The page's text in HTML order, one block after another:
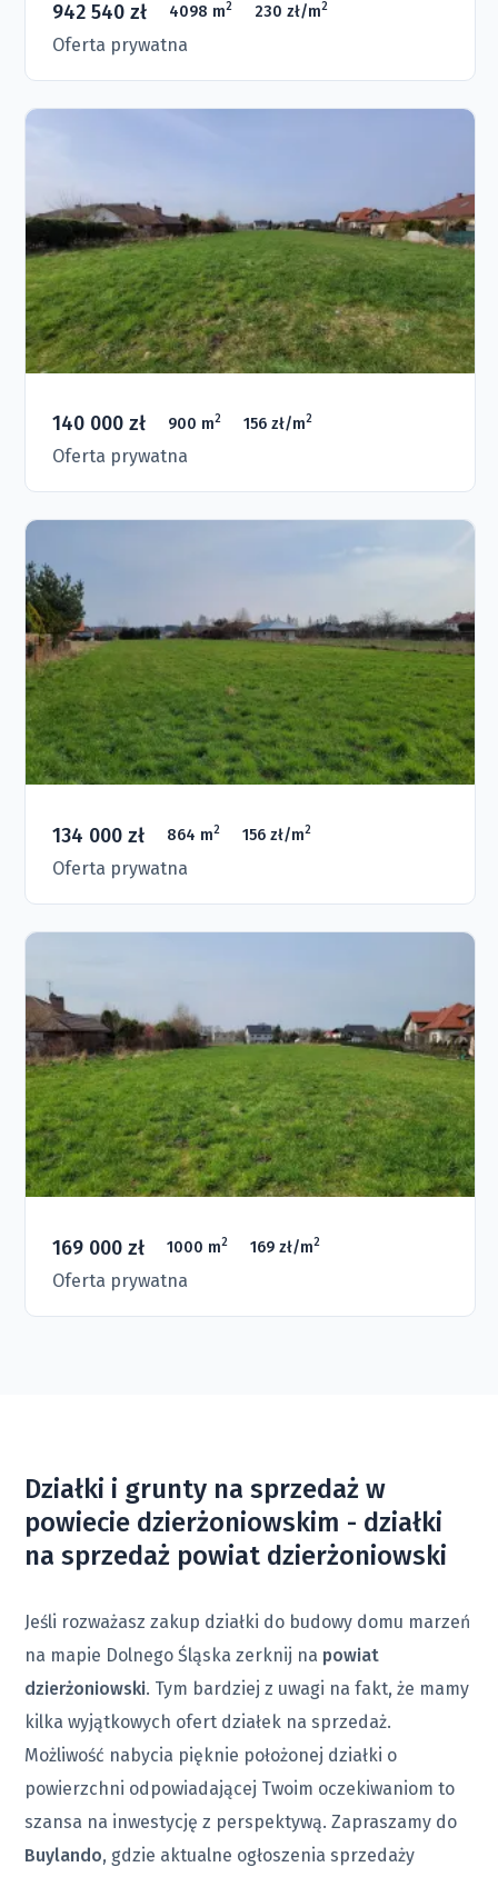
942 540 zł 4098 m2 230 zł/m2
Oferta prywatna
140 000 zł 900 m2 156 zł/m2
Oferta prywatna
134 000 zł 864 m2 156 zł/m2
Oferta prywatna
169 000 zł 1000 m2 169 zł/m2
Oferta prywatna
Działki i grunty na sprzedaż w
powiecie dzierżoniowskim - działki
na sprzedaż powiat dzierżoniowski
Jeśli rozważasz zakup działki do budowy domu marzeń
na mapie Dolnego Śląska zerknij na powiat
dzierżoniowski. Tym bardziej z uwagi na fakt, że mamy
kilka wyjątkowych ofert działek na sprzedaż.
Możliwość nabycia pięknie położonej działki o
powierzchni odpowiadającej Twoim oczekiwaniom to
szansa na inwestycję z perspektywą. Zapraszamy do
Buylando, gdzie aktualne ogłoszenia sprzedaży